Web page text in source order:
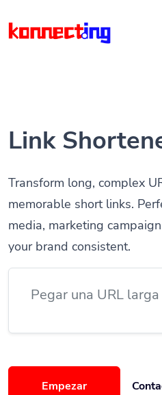
Link
Transform long, complex
memorable short links.
media, marketing
your brand consistent.
Empezar